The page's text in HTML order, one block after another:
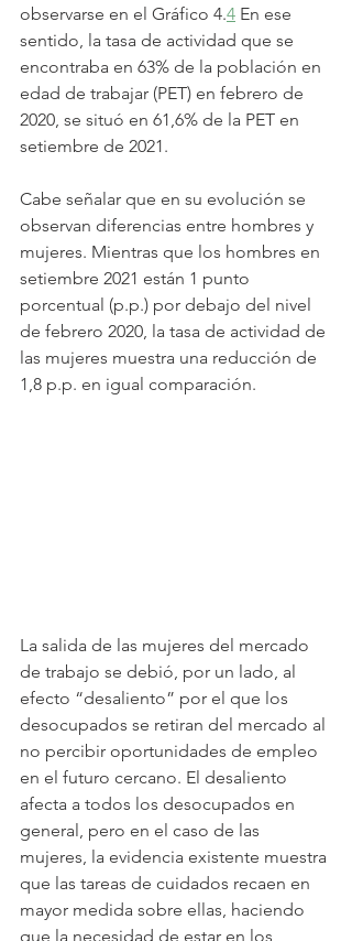
observarse en el Gráfico 4.4 En ese
sentido, la tasa de actividad que se
encontraba en 63% de la población en
edad de trabajar (PET) en febrero de
2020, se situó en 61,6% de la PET en
setiembre de 2021.
Cabe señalar que en su evolución se
observan diferencias entre hombres y
mujeres. Mientras que los hombres en
setiembre 2021 están 1 punto
porcentual (p.p.) por debajo del nivel
de febrero 2020, la tasa de actividad de
las mujeres muestra una reducción de
1,8 p.p. en igual comparación.
La salida de las mujeres del mercado
de trabajo se debió, por un lado, al
efecto “desaliento” por el que los
desocupados se retiran del mercado al
no percibir oportunidades de empleo
en el futuro cercano. El desaliento
afecta a todos los desocupados en
general, pero en el caso de las
mujeres, la evidencia existente muestra
que las tareas de cuidados recaen en
mayor medida sobre ellas, haciendo
que la necesidad de estar en los